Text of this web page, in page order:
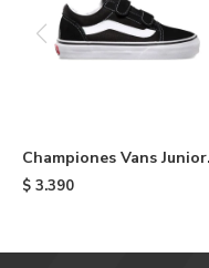
Championes Vans Junior
Old Skool de niño - Black
$ 3.390